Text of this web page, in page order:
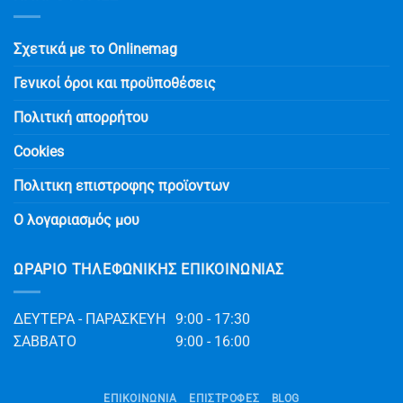
Σχετικά με το Onlinemag
Γενικοί όροι και προϋποθέσεις
Πολιτική απορρήτου
Cookies
Πολιτικη επιστροφης προϊοντων
Ο λογαριασμός μου
ΩΡΆΡΙΟ ΤΗΛΕΦΩΝΙΚΉΣ ΕΠΙΚΟΙΝΩΝΊΑΣ
ΔΕΥΤΕΡΑ - ΠΑΡΑΣΚΕΥΗ
9:00 - 17:30
ΣΑΒΒΑΤΟ
9:00 - 16:00
ΕΠΙΚΟΙΝΩΝΊΑ ΕΠΙΣΤΡΟΦΕΣ BLOG